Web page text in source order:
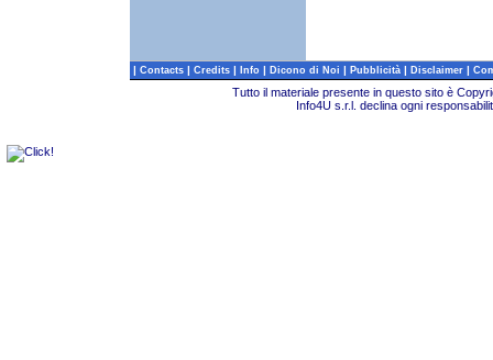
| Contacts | Credits | Info | Dicono di Noi | Pubblicità | Disclaimer |
Tutto il materiale presente in questo sito è
Info4U s.r.l. declina ogni